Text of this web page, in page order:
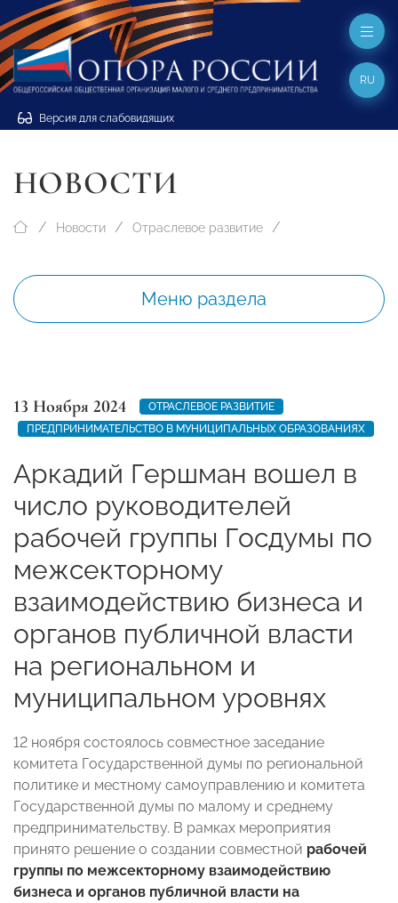
Версия для слабовидящих
RU
НОВОСТИ
Новости Отраслевое развитие
Меню раздела
13 Ноября 2024
ОТРАСЛЕВОЕ РАЗВИТИЕ
ПРЕДПРИНИМАТЕЛЬСТВО В МУНИЦИПАЛЬНЫХ ОБРАЗОВАНИЯХ
Аркадий Гершман вошел в
число руководителей
рабочей группы Госдумы по
межсекторному
взаимодействию бизнеса и
органов публичной власти
на региональном и
муниципальном уровнях
12 ноября состоялось совместное заседание
комитета Государственной думы по региональной
политике и местному самоуправлению и комитета
Государственной думы по малому и среднему
предпринимательству. В рамках мероприятия
принято решение о создании совместной рабочей
группы по межсекторному взаимодействию
бизнеса и органов публичной власти на